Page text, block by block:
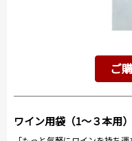
ご
ワイン用袋（1～３本用）